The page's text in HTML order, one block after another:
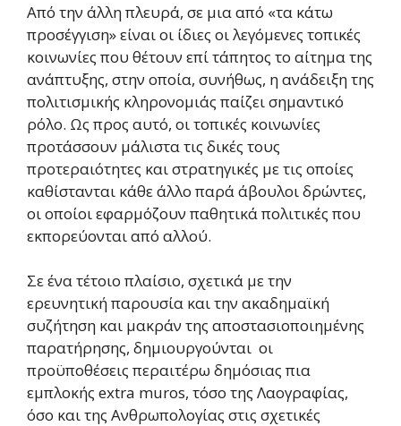
Από την άλλη πλευρά, σε μια από «τα κάτω
προσέγγιση» είναι οι ίδιες οι λεγόμενες τοπικές
κοινωνίες που θέτουν επί τάπητος το αίτημα της
ανάπτυξης, στην οποία, συνήθως, η ανάδειξη της
πολιτισμικής κληρονομιάς παίζει σημαντικό
ρόλο. Ως προς αυτό, οι τοπικές κοινωνίες
προτάσσουν μάλιστα τις δικές τους
προτεραιότητες και στρατηγικές με τις οποίες
καθίστανται κάθε άλλο παρά άβουλοι δρώντες,
οι οποίοι εφαρμόζουν παθητικά πολιτικές που
εκπορεύονται από αλλού.
Σε ένα τέτοιο πλαίσιο, σχετικά με την
ερευνητική παρουσία και την ακαδημαϊκή
συζήτηση και μακράν της αποστασιοποιημένης
παρατήρησης, δημιουργούνται οι
προϋποθέσεις περαιτέρω δημόσιας πια
εμπλοκής extra muros, τόσο της Λαογραφίας,
όσο και της Ανθρωπολογίας στις σχετικές